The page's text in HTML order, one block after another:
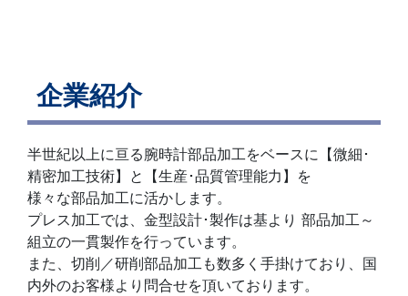
企業紹介
半世紀以上に亘る腕時計部品加工をベースに【微細･
精密加工技術】と【生産･品質管理能力】を
様々な部品加工に活かします。
プレス加工では、金型設計･製作は基より 部品加工～
組立の一貫製作を行っています。
また、切削／研削部品加工も数多く手掛けており、国
内外のお客様より問合せを頂いております。